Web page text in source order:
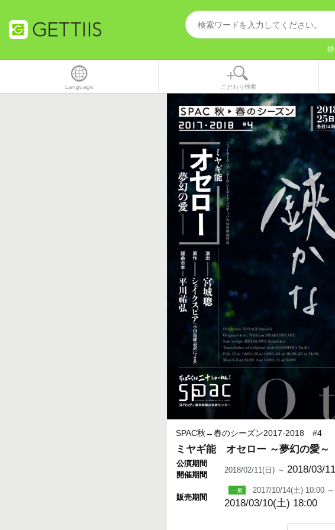
Language こだわり検索
SPAC秋→春のシーズン2017-2018 #4
ミヤギ能 オセロー ～夢幻の愛～
公演期間
開催期間
2018/02/11(日) ～ 2018/03/
販売期間
2017/10/14(土) 10:00 ～
2018/03/10(土) 18:00